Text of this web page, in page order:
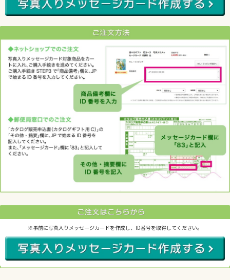
※事前に写真入りメッセージカードを作成し、ID番号を取得してください。